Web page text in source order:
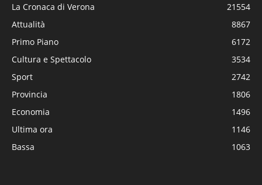
La Cronaca di Verona
21554
Attualità
8867
Primo Piano
6172
Cultura e Spettacolo
3534
Sport
2742
Provincia
1806
Economia
1496
Ultima ora
1146
Bassa
1063